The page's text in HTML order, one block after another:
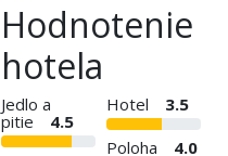
Hodnotenie
hotela
Jedlo a
pitie
4.5
Hotel
3.5
Poloha
4.0